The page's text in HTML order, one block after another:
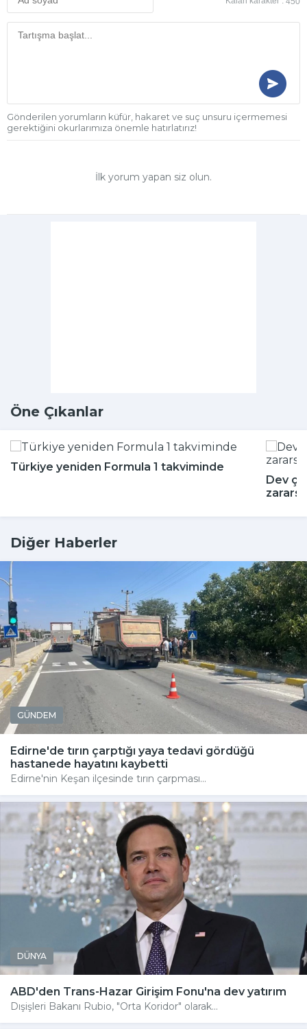
Gönderilen yorumların küfür, hakaret ve suç unsuru içermemesi
gerektiğini okurlarımıza önemle hatırlatırız!
İlk yorum yapan siz olun.
Öne Çıkanlar
Türkiye yeniden Formula 1 takviminde
Dev
Diğer Haberler
GÜNDEM
Edirne'de tırın çarptığı yaya tedavi gördüğü
hastanede hayatını kaybetti
Edirne'nin Keşan ilçesinde tırın çarpması...
DÜNYA
ABD'den Trans-Hazar Girişim Fonu'na dev yatırım
Dışişleri Bakanı Rubio, "Orta Koridor" olarak...